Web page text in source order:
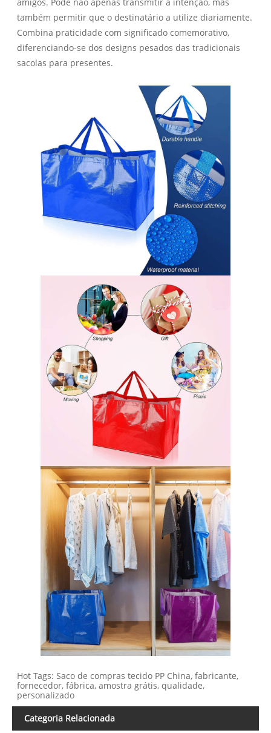
também permitir que o destinatário a utilize diariamente.
Combina praticidade com significado comemorativo,
diferenciando-se dos designs pesados ​​das tradicionais
sacolas para presentes.
Hot Tags: Saco de compras tecido PP China, fabricante,
fornecedor, fábrica, amostra grátis, qualidade,
personalizado
Categoria Relacionada